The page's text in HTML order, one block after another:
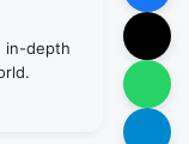
in-depth